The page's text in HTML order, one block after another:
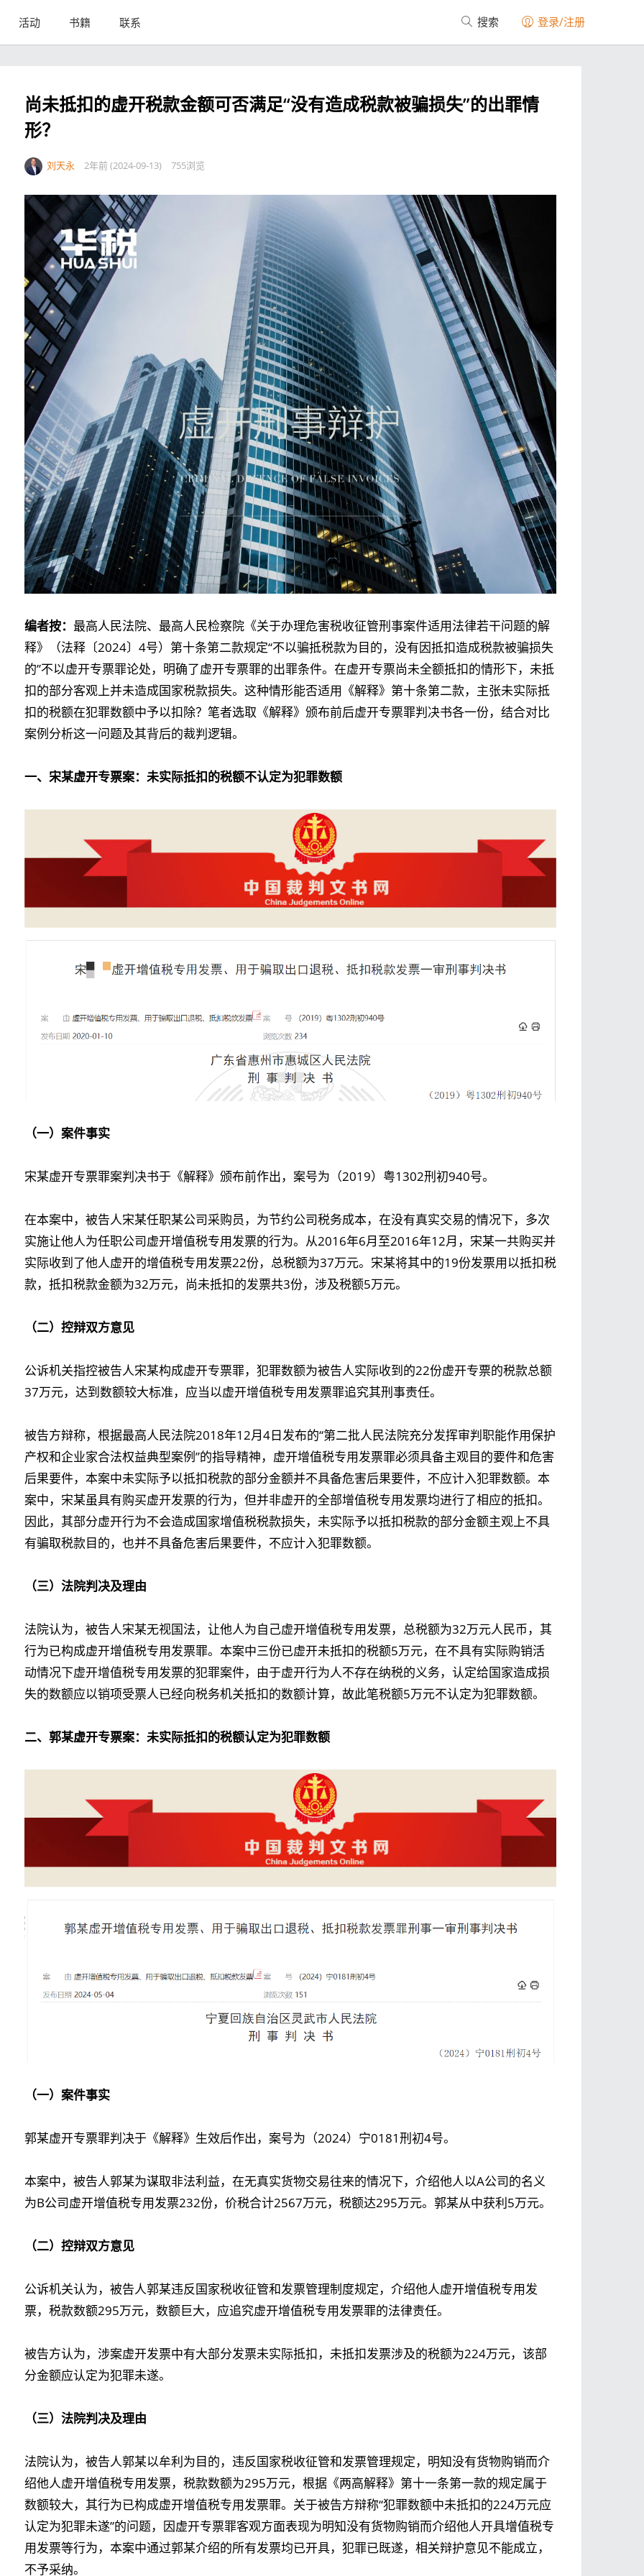
活动 书籍 联系 搜索 登录/注册
尚未抵扣的虚开税款金额可否满足“没有造成税款被骗损失”的出罪情
形？
刘天永 2年前 (2024-09-13) 755浏览
编者按： 最高人民法院、最高人民检察院《关于办理危害税收征管刑事案件适用法律若干问题的解
释》（法释〔2024〕4号）第十条第二款规定“不以骗抵税款为目的，没有因抵扣造成税款被骗损失
的”不以虚开专票罪论处，明确了虚开专票罪的出罪条件。在虚开专票尚未全额抵扣的情形下，未抵
扣的部分客观上并未造成国家税款损失。这种情形能否适用《解释》第十条第二款，主张未实际抵
扣的税额在犯罪数额中予以扣除？笔者选取《解释》颁布前后虚开专票罪判决书各一份，结合对比
案例分析这一问题及其背后的裁判逻辑。
一、宋某虚开专票案：未实际抵扣的税额不认定为犯罪数额
（一）案件事实
宋某虚开专票罪案判决书于《解释》颁布前作出，案号为（2019）粤1302刑初940号。
在本案中，被告人宋某任职某公司采购员，为节约公司税务成本，在没有真实交易的情况下，多次
实施让他人为任职公司虚开增值税专用发票的行为。从2016年6月至2016年12月，宋某一共购买并
实际收到了他人虚开的增值税专用发票22份，总税额为37万元。宋某将其中的19份发票用以抵扣税
款，抵扣税款金额为32万元，尚未抵扣的发票共3份，涉及税额5万元。
（二）控辩双方意见
公诉机关指控被告人宋某构成虚开专票罪，犯罪数额为被告人实际收到的22份虚开专票的税款总额
37万元，达到数额较大标准，应当以虚开增值税专用发票罪追究其刑事责任。
被告方辩称，根据最高人民法院2018年12月4日发布的“第二批人民法院充分发挥审判职能作用保护
产权和企业家合法权益典型案例”的指导精神，虚开增值税专用发票罪必须具备主观目的要件和危害
后果要件，本案中未实际予以抵扣税款的部分金额并不具备危害后果要件，不应计入犯罪数额。本
案中，宋某虽具有购买虚开发票的行为，但并非虚开的全部增值税专用发票均进行了相应的抵扣。
因此，其部分虚开行为不会造成国家增值税税款损失，未实际予以抵扣税款的部分金额主观上不具
有骗取税款目的，也并不具备危害后果要件，不应计入犯罪数额。
（三）法院判决及理由
法院认为，被告人宋某无视国法，让他人为自己虚开增值税专用发票，总税额为32万元人民币，其
行为已构成虚开增值税专用发票罪。本案中三份已虚开未抵扣的税额5万元，在不具有实际购销活
动情况下虚开增值税专用发票的犯罪案件，由于虚开行为人不存在纳税的义务，认定给国家造成损
失的数额应以销项受票人已经向税务机关抵扣的数额计算，故此笔税额5万元不认定为犯罪数额。
二、郭某虚开专票案：未实际抵扣的税额认定为犯罪数额
（一）案件事实
郭某虚开专票罪判决于《解释》生效后作出，案号为（2024）宁0181刑初4号。
本案中，被告人郭某为谋取非法利益，在无真实货物交易往来的情况下，介绍他人以A公司的名义
为B公司虚开增值税专用发票232份，价税合计2567万元，税额达295万元。郭某从中获利5万元。
（二）控辩双方意见
公诉机关认为，被告人郭某违反国家税收征管和发票管理制度规定，介绍他人虚开增值税专用发
票，税款数额295万元，数额巨大，应追究虚开增值税专用发票罪的法律责任。
被告方认为，涉案虚开发票中有大部分发票未实际抵扣，未抵扣发票涉及的税额为224万元，该部
分金额应认定为犯罪未遂。
（三）法院判决及理由
法院认为，被告人郭某以牟利为目的，违反国家税收征管和发票管理规定，明知没有货物购销而介
绍他人虚开增值税专用发票，税款数额为295万元，根据《两高解释》第十一条第一款的规定属于
数额较大，其行为已构成虚开增值税专用发票罪。关于被告方辩称“犯罪数额中未抵扣的224万元应
认定为犯罪未遂”的问题，因虚开专票罪客观方面表现为明知没有货物购销而介绍他人开具增值税专
用发票等行为，本案中通过郭某介绍的所有发票均已开具，犯罪已既遂，相关辩护意见不能成立，
不予采纳。